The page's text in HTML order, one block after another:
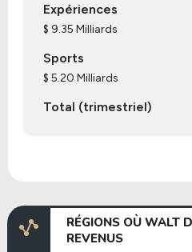
Expériences
$ 9.35 Milliards
Sports
$ 5.20 Milliards
Total (trimestriel)
RÉGIONS OÙ WALT
REVENUS